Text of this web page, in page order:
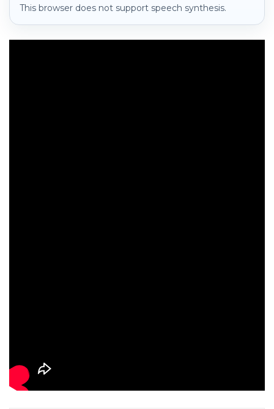
This browser does not support speech synthesis.